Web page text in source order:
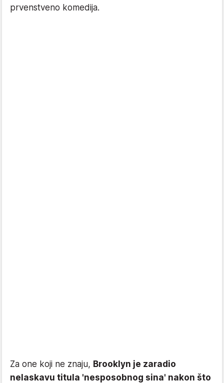
prvenstveno komedija.
Za one koji ne znaju, Brooklyn je zaradio
nelaskavu titula 'nesposobnog sina' nakon što